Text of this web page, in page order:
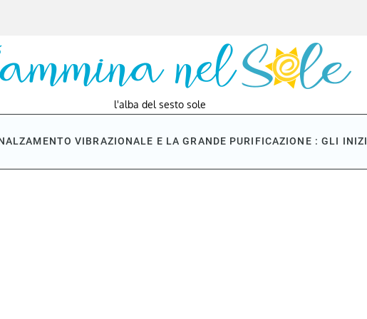
l'alba del sesto sole
VIBRAZIONALE E LA GRANDE PURIFICAZIONE : GLI INIZI